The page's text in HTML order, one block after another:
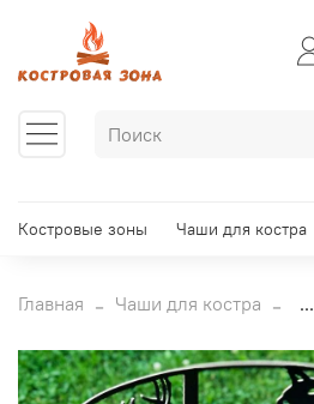
Костровые зоны Чаши для костра
Главная Чаши для костра ...